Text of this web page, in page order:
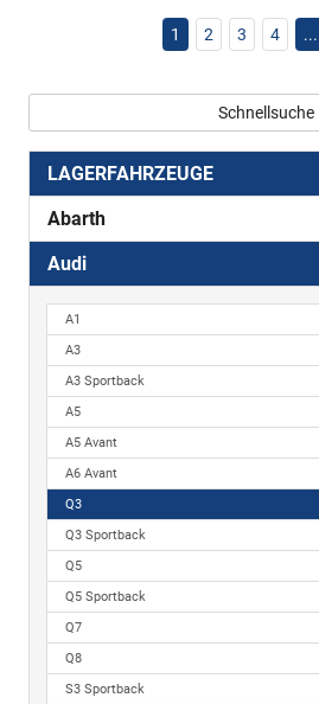
1 2 3 4 ...
Schnellsuche
LAGERFAHRZEUGE
Abarth
Audi
A1
A3
A3 Sportback
A5
A5 Avant
A6 Avant
Q3
Q3 Sportback
Q5
Q5 Sportback
Q7
Q8
S3 Sportback